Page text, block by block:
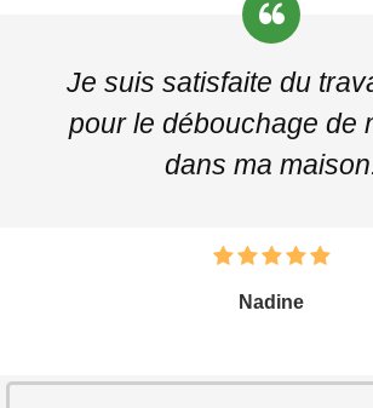
Je suis satisfaite du
pour le débouchage de
dans ma
Nadine